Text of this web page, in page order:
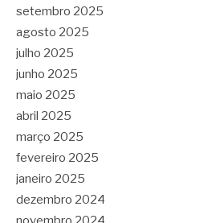
setembro 2025
agosto 2025
julho 2025
junho 2025
maio 2025
abril 2025
março 2025
fevereiro 2025
janeiro 2025
dezembro 2024